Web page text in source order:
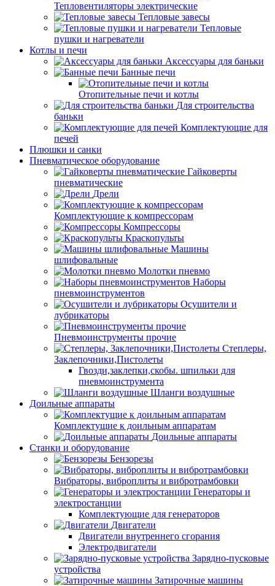
Тепловентиляторы электрические
Тепловые завесы
Тепловые
пушки и нагреватели
Котлы и печи
Аксессуары для баньки
Банные печи
Отопительные печи и котлы
Для строительства
баньки
Комплектующие для
печей
Плюшки и санки
Пневматическое оборудование
Гайковерты
пневматические
Дрели
Комплектующие к компрессорам
Компрессоры
Краскопульты
Машины
шлифовальные
Молотки пневмо
Наборы
пневмоинструментов
Осушители и
лубрикаторы
Пневмоинструменты прочие
Степлеры,
Заклепочники,Пистолеты
Гвозди,заклепки,скобы. шпильки для
пневмоинструмента
Шланги воздушные
Доильные аппараты
Комплектущие к доильным аппаратам
Доильные аппараты
Станки и оборудование
Бензорезы
Вибраторы, виброплиты и вибротрамбовки
Генераторы и
электростанции
Комплектующие для генераторов
Двигатели
Двигатели внутреннего сгорания
Электродвигатели
Зарядно-пусковые
устройства
Затирочные машины